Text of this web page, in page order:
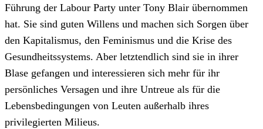
Führung der Labour Party unter Tony Blair übernommen
hat. Sie sind guten Willens und machen sich Sorgen über
den Kapitalismus, den Feminismus und die Krise des
Gesundheitssystems. Aber letztendlich sind sie in ihrer
Blase gefangen und interessieren sich mehr für ihr
persönliches Versagen und ihre Untreue als für die
Lebensbedingungen von Leuten außerhalb ihres
privilegierten Milieus.